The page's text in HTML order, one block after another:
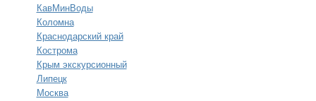
КавМинВоды
Коломна
Краснодарский край
Кострома
Крым экскурсионный
Липецк
Москва